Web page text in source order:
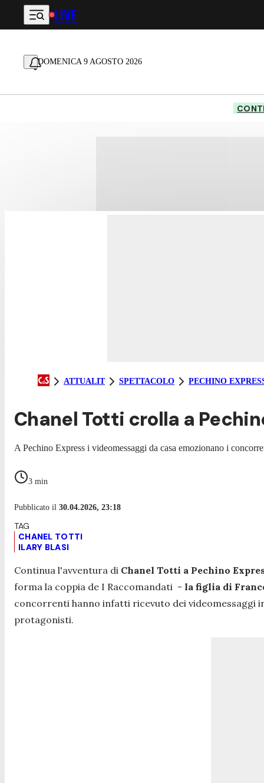
Vai al contenuto principale
LIVE
DOMENICA 9 AGOSTO 2026
ATTUALIT SPETTACOLO PECHINO
Chanel Totti crolla a
A Pechino Express i videomessaggi da casa emozionano i
3 min
Pubblicato il 30.04.2026, 23:18
CHANEL TOTTI
ILARY BLASI
Continua l'avventura di Chanel Totti a Pechino
forma la coppia de I Raccomandati - la figlia di
concorrenti hanno infatti ricevuto dei videomessaggi
protagonisti.